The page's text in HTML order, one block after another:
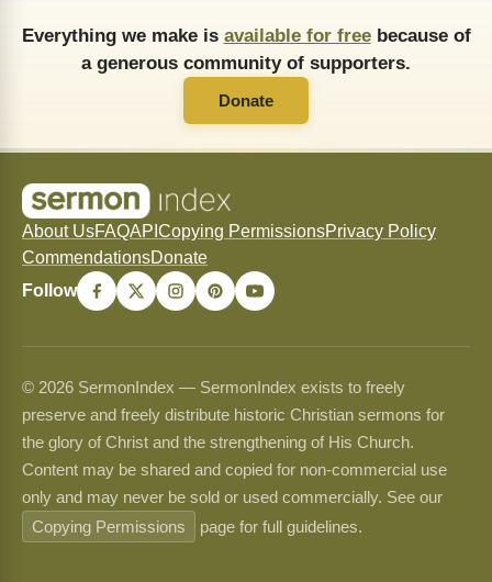
Everything we make is available for freebecause of
a generous community of supporters.
Donate
About UsFAQAPI Copying PermissionsPrivacy Policy
CommendationsDonate
Follow
© 2026 SermonIndex — SermonIndex exists to freely
preserve and freely distribute historic Christian sermons for
the glory of Christ and the strengthening of His Church.
Content may be shared and copied for non-commercial use
only and may never be sold or used commercially. See our
Copying Permissions
page for full guidelines.